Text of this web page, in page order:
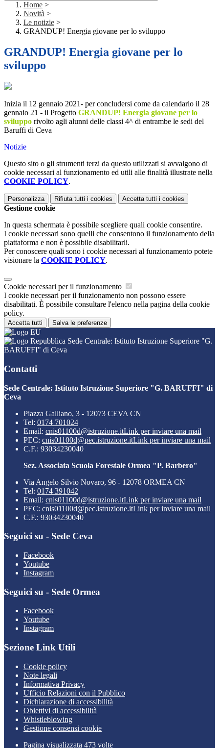
Home >
Novità >
Le notizie >
GRANDUP! Energia giovane per lo sviluppo
GRANDUP! Energia giovane per lo
sviluppo
Inizia il 12 gennaio 2021- per concludersi come da calendario il 28
gennaio 21 - il Progetto GRANDUP! Energia giovane per lo
sviluppo rivolto agli alunni delle classi 4^ di entrambe le sedi del
Baruffi di Ceva
Notizie
Questo sito o gli strumenti terzi da questo utilizzati si avvalgono di
cookie necessari al funzionamento ed utili alle finalità illustrate nella
COOKIE POLICY.
Personalizza Rifiuta tutti i cookies Accetta tutti i cookies
Gestione cookie
In questa schermata è possibile scegliere quali cookie consentire.
I cookie necessari sono quelli che consentono il funzionamento della
piattaforma e non è possibile disabilitarli.
Per conoscere quali sono i cookie necessari al funzionamento potete
visionare la COOKIE POLICY.
Cookie necessari per il funzionamento
I cookie necessari per il funzionamento non possono essere
disabilitati. È possibile consultare l'elenco nella pagina della cookie
policy.
Accetta tutti Salva le preferenze
Sede Centrale: Istituto Istruzione Superiore "G.
BARUFFI" di Ceva
Contatti
Sede Centrale: Istituto Istruzione Superiore "G. BARUFFI" di
Ceva
Piazza Galliano, 3 - 12073 CEVA CN
Tel: 0174 701024
Email: cnis01100d@istruzione.itLink per inviare una mail
PEC: cnis01100d@pec.istruzione.itLink per inviare una mail
C.F.: 93034230040
Sez. Associata Scuola Forestale Ormea "P. Barbero"
Via Angelo Silvio Novaro, 96 - 12078 ORMEA CN
Tel: 0174 391042
Email: cnis01100d@istruzione.itLink per inviare una mail
PEC: cnis01100d@pec.istruzione.itLink per inviare una mail
C.F.: 93034230040
Seguici su - Sede Ceva
Facebook
Youtube
Instagram
Seguici su - Sede Ormea
Facebook
Youtube
Instagram
Sezione Link Utili
Cookie policy
Note legali
Informativa Privacy
Ufficio Relazioni con il Pubblico
Dichiarazione di accessibilità
Obiettivi di accessibilità
Whistleblowing
Gestione consensi cookie
Pagina visualizzata 473 volte